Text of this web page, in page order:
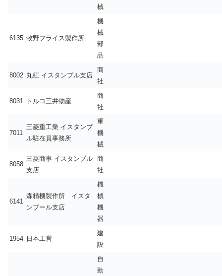
械
6135 牧野フライス製作所
機
械
部
品
8002 丸紅 イスタンブル支店
商
社
8031 トルコ三井物産
商
社
7011
三菱重工業 イスタンブ
ル駐在員事務所
重
機
械
8058
三菱商事 イスタンブル
支店
商
社
6141
森精機製作所 イスタ
ンブール支店
機
械
機
器
1954 日本工営
建
設
自
動